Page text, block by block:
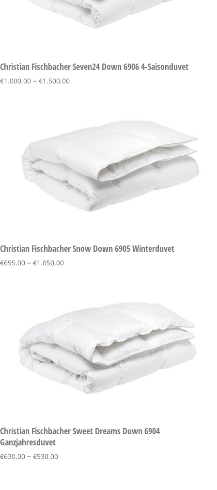
Christian Fischbacher Seven24 Down 6906 4-Saisonduvet
€1.000,00 – €1.500,00
Christian Fischbacher Snow Down 6905 Winterduvet
€695,00 – €1.050,00
Christian Fischbacher Sweet Dreams Down 6904
Ganzjahresduvet
€630,00 – €930,00